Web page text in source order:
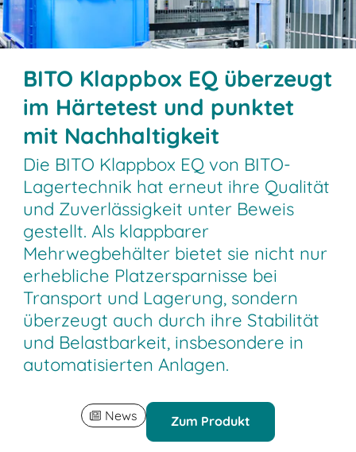
BITO Klappbox EQ überzeugt
im Härtetest und punktet
mit Nachhaltigkeit
Die BITO Klappbox EQ von BITO-
Lagertechnik hat erneut ihre Qualität
und Zuverlässigkeit unter Beweis
gestellt. Als klappbarer
Mehrwegbehälter bietet sie nicht nur
erhebliche Platzersparnisse bei
Transport und Lagerung, sondern
überzeugt auch durch ihre Stabilität
und Belastbarkeit, insbesondere in
automatisierten Anlagen.
News Zum Produkt